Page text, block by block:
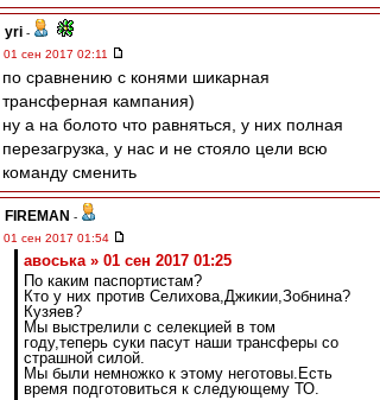
yri -
01 сен 2017 02:11
по сравнению с конями шикарная
трансферная кампания)
ну а на болото что равняться, у них полная
перезагрузка, у нас и не стояло цели всю
команду сменить
FIREMAN -
01 сен 2017 01:54
авоська » 01 сен 2017 01:25
По каким паспортистам?
Кто у них против Селихова,Джикии,Зобнина?
Кузяев?
Мы выстрелили с селекцией в том
году,теперь суки пасут наши трансферы со
страшной силой.
Мы были немножко к этому неготовы.Есть
время подготовиться к следующему ТО.